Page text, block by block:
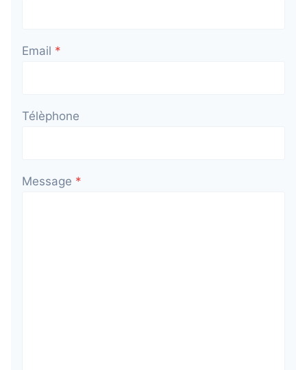
Email *
Télèphone
Message *